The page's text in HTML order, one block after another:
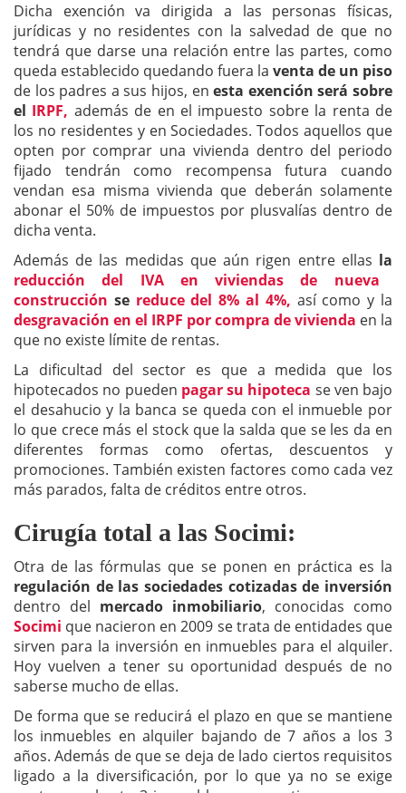
Dicha exención va dirigida a las personas físicas,
jurídicas y no residentes con la salvedad de que no
tendrá que darse una relación entre las partes, como
queda establecido quedando fuera la venta de un piso
de los padres a sus hijos, en esta exención será sobre
el IRPF, además de en el impuesto sobre la renta de
los no residentes y en Sociedades. Todos aquellos que
opten por comprar una vivienda dentro del periodo
fijado tendrán como recompensa futura cuando
vendan esa misma vivienda que deberán solamente
abonar el 50% de impuestos por plusvalías dentro de
dicha venta.
Además de las medidas que aún rigen entre ellas la
reducción del IVA en viviendas de nueva
construcción se reduce del 8% al 4%, así como y la
desgravación en el IRPF por compra de vivienda en la
que no existe límite de rentas.
La dificultad del sector es que a medida que los
hipotecados no pueden pagar su hipoteca se ven bajo
el desahucio y la banca se queda con el inmueble por
lo que crece más el stock que la salda que se les da en
diferentes formas como ofertas, descuentos y
promociones. También existen factores como cada vez
más parados, falta de créditos entre otros.
Cirugía total a las Socimi:
Otra de las fórmulas que se ponen en práctica es la
regulación de las sociedades cotizadas de inversión
dentro del mercado inmobiliario, conocidas como
Socimi que nacieron en 2009 se trata de entidades que
sirven para la inversión en inmuebles para el alquiler.
Hoy vuelven a tener su oportunidad después de no
saberse mucho de ellas.
De forma que se reducirá el plazo en que se mantiene
los inmuebles en alquiler bajando de 7 años a los 3
años. Además de que se deja de lado ciertos requisitos
ligado a la diversificación, por lo que ya no se exige